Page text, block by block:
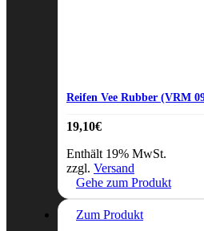
Reifen Vee Rubber (VRM
19,10€
Enthält 19% MwSt.
zzgl. Versand
Gehe zum Produkt
Zum Produkt